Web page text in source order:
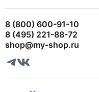
8 (800) 600-91-10
8 (495) 221-88-72
shop@my-shop.ru